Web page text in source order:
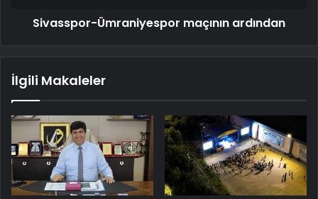
Sivasspor-Ümraniyespor maçının ardından
İlgili Makaleler